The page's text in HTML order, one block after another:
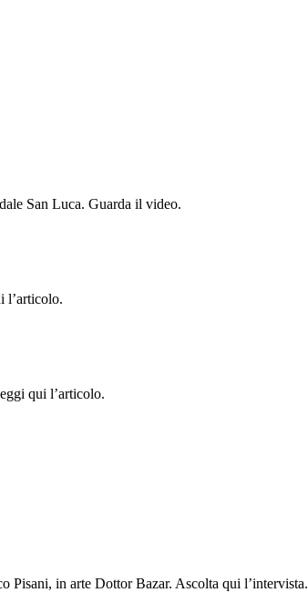
San Luca. Guarda il video.
l’articolo.
qui l’articolo.
Pisani, in arte Dottor Bazar. Ascolta qui l’intervista.